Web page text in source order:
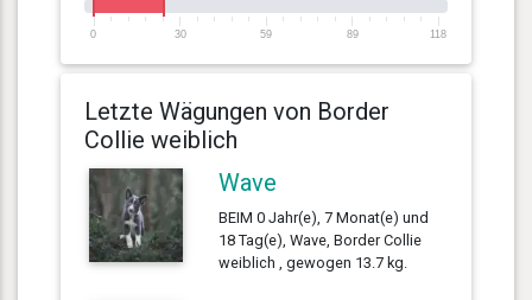
0 30 59 89 118
Letzte Wägungen von Border
Collie weiblich
Wave
BEIM 0 Jahr(e), 7 Monat(e) und
18 Tag(e), Wave, Border Collie
weiblich , gewogen 13.7 kg.